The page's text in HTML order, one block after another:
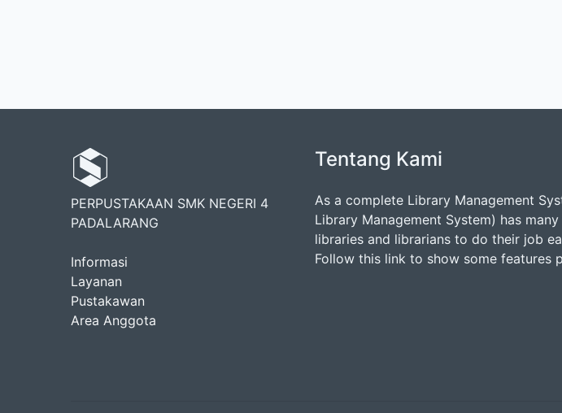
PERPUSTAKAAN SMK NEGERI 4
PADALARANG
Informasi
Layanan
Pustakawan
Area Anggota
Tentang Kami
As a complete Library Management
Library Management System) has
libraries and librarians to do their job
Follow this link to show some features